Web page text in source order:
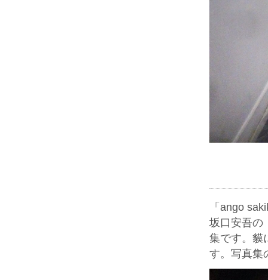
「ango
坂口安吾の
集です。貘
す。写真集